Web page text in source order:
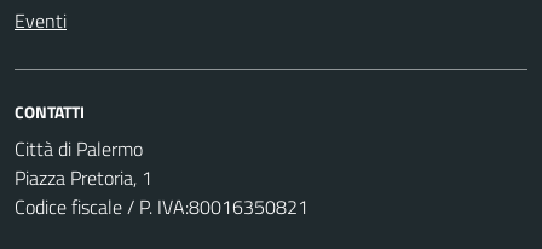
Eventi
CONTATTI
Città di Palermo
Piazza Pretoria, 1
Codice fiscale / P. IVA:80016350821